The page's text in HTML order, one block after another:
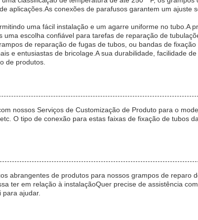
aplicações.As conexões de parafusos garantem um
uma fácil instalação e um agarre uniforme no tubo.A
escolha confiável para tarefas de reparação de
de reparação de fugas de tubos, ou bandas de
e entusiastas de bricolage.A sua durabilidade, facilidade
de produtos.
nossos Serviços de Customização de Produto para o
O tipo de conexão para estas faixas de fixação de tubos
abrangentes de produtos para nossos grampos de reparo
ter em relação à instalaçãoQuer precise de assistência
ajudar.